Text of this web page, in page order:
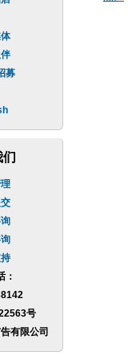
募
们
：
号
有限公司